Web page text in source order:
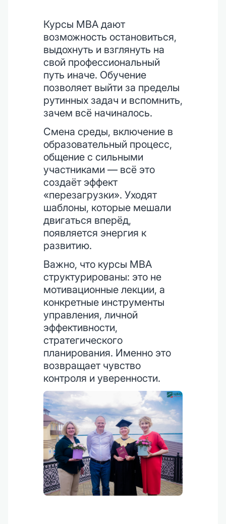
Курсы MBA дают
возможность остановиться,
выдохнуть и взглянуть на
свой профессиональный
путь иначе. Обучение
позволяет выйти за пределы
рутинных задач и вспомнить,
зачем всё начиналось.
Смена среды, включение в
образовательный процесс,
общение с сильными
участниками — всё это
создаёт эффект
«перезагрузки». Уходят
шаблоны, которые мешали
двигаться вперёд,
появляется энергия к
развитию.
Важно, что курсы MBA
структурированы: это не
мотивационные лекции, а
конкретные инструменты
управления, личной
эффективности,
стратегического
планирования. Именно это
возвращает чувство
контроля и уверенности.